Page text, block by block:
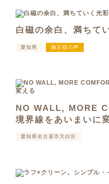
白磁の余白、満ちて
愛知県 施主様の声
NO WALL, MORE
境界線をあいまいに
愛知県名古屋市天白区